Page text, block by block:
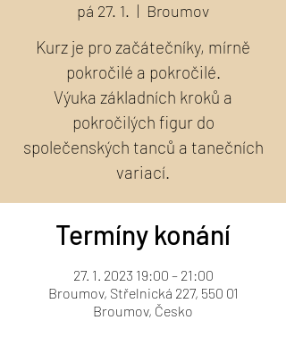
pá 27. 1.
  |
Broumov
Kurz je pro začátečníky, mírně
pokročilé a pokročilé.
Výuka základních kroků a
pokročilých figur do
společenských tanců a tanečních
variací.
Termíny konání
27. 1. 2023 19:00 – 21:00
Broumov, Střelnická 227, 550 01
Broumov, Česko